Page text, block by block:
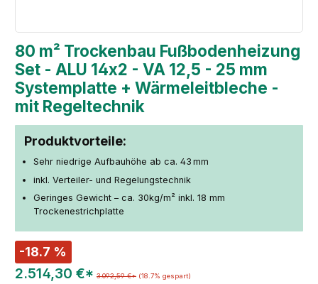
80 m² Trockenbau Fußbodenheizung
Set - ALU 14x2 - VA 12,5 - 25 mm
Systemplatte + Wärmeleitbleche -
mit Regeltechnik
Produktvorteile:
Sehr niedrige Aufbauhöhe ab ca. 43 mm
inkl. Verteiler- und Regelungstechnik
Geringes Gewicht – ca. 30kg/m² inkl. 18 mm
Trockenestrichplatte
-18.7 %
2.514,30 €* 3.092,59 €* (18.7% gespart)